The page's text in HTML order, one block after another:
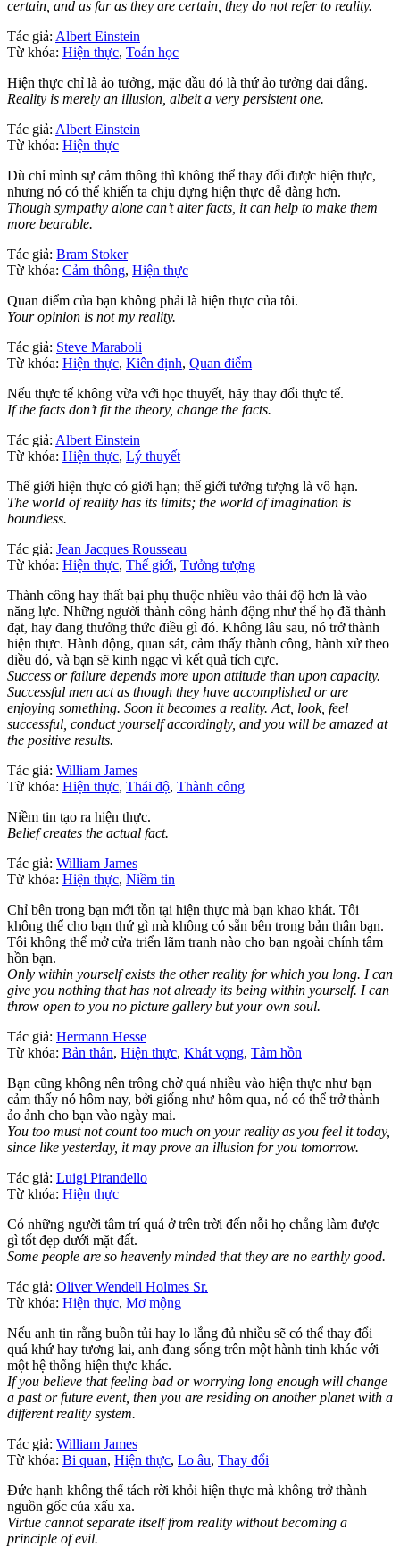
certain, and as far as they are certain, they do not refer to reality.
Tác giả: Albert Einstein
Từ khóa: Hiện thực, Toán học
Hiện thực chỉ là ảo tưởng, mặc dầu đó là thứ ảo tưởng dai dẳng.
Reality is merely an illusion, albeit a very persistent one.
Tác giả: Albert Einstein
Từ khóa: Hiện thực
Dù chỉ mình sự cảm thông thì không thể thay đổi được hiện thực,
nhưng nó có thể khiến ta chịu đựng hiện thực dễ dàng hơn.
Though sympathy alone can’t alter facts, it can help to make them
more bearable.
Tác giả: Bram Stoker
Từ khóa: Cảm thông, Hiện thực
Quan điểm của bạn không phải là hiện thực của tôi.
Your opinion is not my reality.
Tác giả: Steve Maraboli
Từ khóa: Hiện thực, Kiên định, Quan điểm
Nếu thực tế không vừa với học thuyết, hãy thay đổi thực tế.
If the facts don’t fit the theory, change the facts.
Tác giả: Albert Einstein
Từ khóa: Hiện thực, Lý thuyết
Thế giới hiện thực có giới hạn; thế giới tưởng tượng là vô hạn.
The world of reality has its limits; the world of imagination is
boundless.
Tác giả: Jean Jacques Rousseau
Từ khóa: Hiện thực, Thế giới, Tưởng tượng
Thành công hay thất bại phụ thuộc nhiều vào thái độ hơn là vào
năng lực. Những người thành công hành động như thể họ đã thành
đạt, hay đang thưởng thức điều gì đó. Không lâu sau, nó trở thành
hiện thực. Hành động, quan sát, cảm thấy thành công, hành xử theo
điều đó, và bạn sẽ kinh ngạc vì kết quả tích cực.
Success or failure depends more upon attitude than upon capacity.
Successful men act as though they have accomplished or are
enjoying something. Soon it becomes a reality. Act, look, feel
successful, conduct yourself accordingly, and you will be amazed at
the positive results.
Tác giả: William James
Từ khóa: Hiện thực, Thái độ, Thành công
Niềm tin tạo ra hiện thực.
Belief creates the actual fact.
Tác giả: William James
Từ khóa: Hiện thực, Niềm tin
Chỉ bên trong bạn mới tồn tại hiện thực mà bạn khao khát. Tôi
không thể cho bạn thứ gì mà không có sẵn bên trong bản thân bạn.
Tôi không thể mở cửa triển lãm tranh nào cho bạn ngoài chính tâm
hồn bạn.
Only within yourself exists the other reality for which you long. I can
give you nothing that has not already its being within yourself. I can
throw open to you no picture gallery but your own soul.
Tác giả: Hermann Hesse
Từ khóa: Bản thân, Hiện thực, Khát vọng, Tâm hồn
Bạn cũng không nên trông chờ quá nhiều vào hiện thực như bạn
cảm thấy nó hôm nay, bởi giống như hôm qua, nó có thể trở thành
ảo ảnh cho bạn vào ngày mai.
You too must not count too much on your reality as you feel it today,
since like yesterday, it may prove an illusion for you tomorrow.
Tác giả: Luigi Pirandello
Từ khóa: Hiện thực
Có những người tâm trí quá ở trên trời đến nỗi họ chẳng làm được
gì tốt đẹp dưới mặt đất.
Some people are so heavenly minded that they are no earthly good.
Tác giả: Oliver Wendell Holmes Sr.
Từ khóa: Hiện thực, Mơ mộng
Nếu anh tin rằng buồn tủi hay lo lắng đủ nhiều sẽ có thể thay đổi
quá khứ hay tương lai, anh đang sống trên một hành tinh khác với
một hệ thống hiện thực khác.
If you believe that feeling bad or worrying long enough will change
a past or future event, then you are residing on another planet with a
different reality system.
Tác giả: William James
Từ khóa: Bi quan, Hiện thực, Lo âu, Thay đổi
Đức hạnh không thể tách rời khỏi hiện thực mà không trở thành
nguồn gốc của xấu xa.
Virtue cannot separate itself from reality without becoming a
principle of evil.